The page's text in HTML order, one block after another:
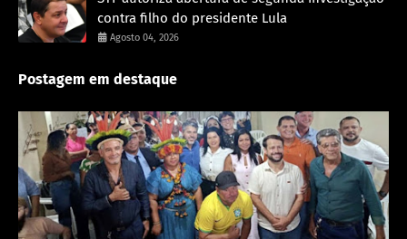
contra filho do presidente Lula
Agosto 04, 2026
Postagem em destaque